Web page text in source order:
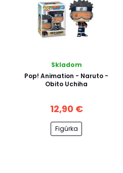
Skladom
Pop! Animation - Naruto -
Obito Uchiha
12,90 €
Figúrka